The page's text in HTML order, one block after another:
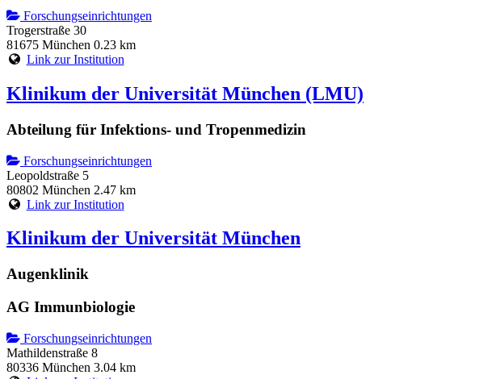
Forschungseinrichtungen
Trogerstraße 30
81675 München 0.23 km
Link zur Institution
Klinikum der Universität München (LMU)
Abteilung für Infektions- und Tropenmedizin
Forschungseinrichtungen
Leopoldstraße 5
80802 München 2.47 km
Link zur Institution
Klinikum der Universität München
Augenklinik
AG Immunbiologie
Forschungseinrichtungen
Mathildenstraße 8
80336 München 3.04 km